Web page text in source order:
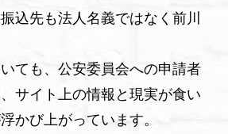
込先も法人名義ではなく前川
ても、公安委員会への申請者
サイト上の情報と現実が食い
かび上がっています。